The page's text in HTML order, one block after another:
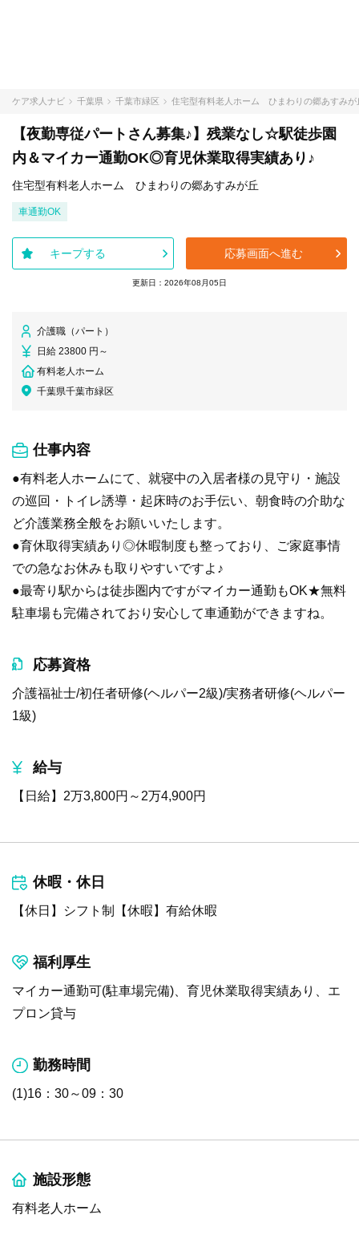
ケア求人ナビ 千葉県 千葉市緑区 住宅型有料老人ホーム ひまわりの郷あすみが
【夜勤専従パートさん募集♪】残業なし☆駅徒歩園
内＆マイカー通勤OK◎育児休業取得実績あり♪
住宅型有料老人ホーム ひまわりの郷あすみが丘
車通勤OK
キープする 応募画面へ進む
更新日：2026年08月05日
介護職（パート）
日給 23800 円～
有料老人ホーム
千葉県千葉市緑区
仕事内容
●有料老人ホームにて、就寝中の入居者様の見守り・施設
の巡回・トイレ誘導・起床時のお手伝い、朝食時の介助な
ど介護業務全般をお願いいたします。
●育休取得実績あり◎休暇制度も整っており、ご家庭事情
での急なお休みも取りやすいですよ♪
●最寄り駅からは徒歩圏内ですがマイカー通勤もOK★無料
駐車場も完備されており安心して車通勤ができますね。
応募資格
介護福祉士/初任者研修(ヘルパー2級)/実務者研修(ヘルパー
1級)
給与
【日給】2万3,800円～2万4,900円
休暇・休日
【休日】シフト制【休暇】有給休暇
福利厚生
マイカー通勤可(駐車場完備)、育児休業取得実績あり、エ
プロン貸与
勤務時間
(1)16：30～09：30
施設形態
有料老人ホーム